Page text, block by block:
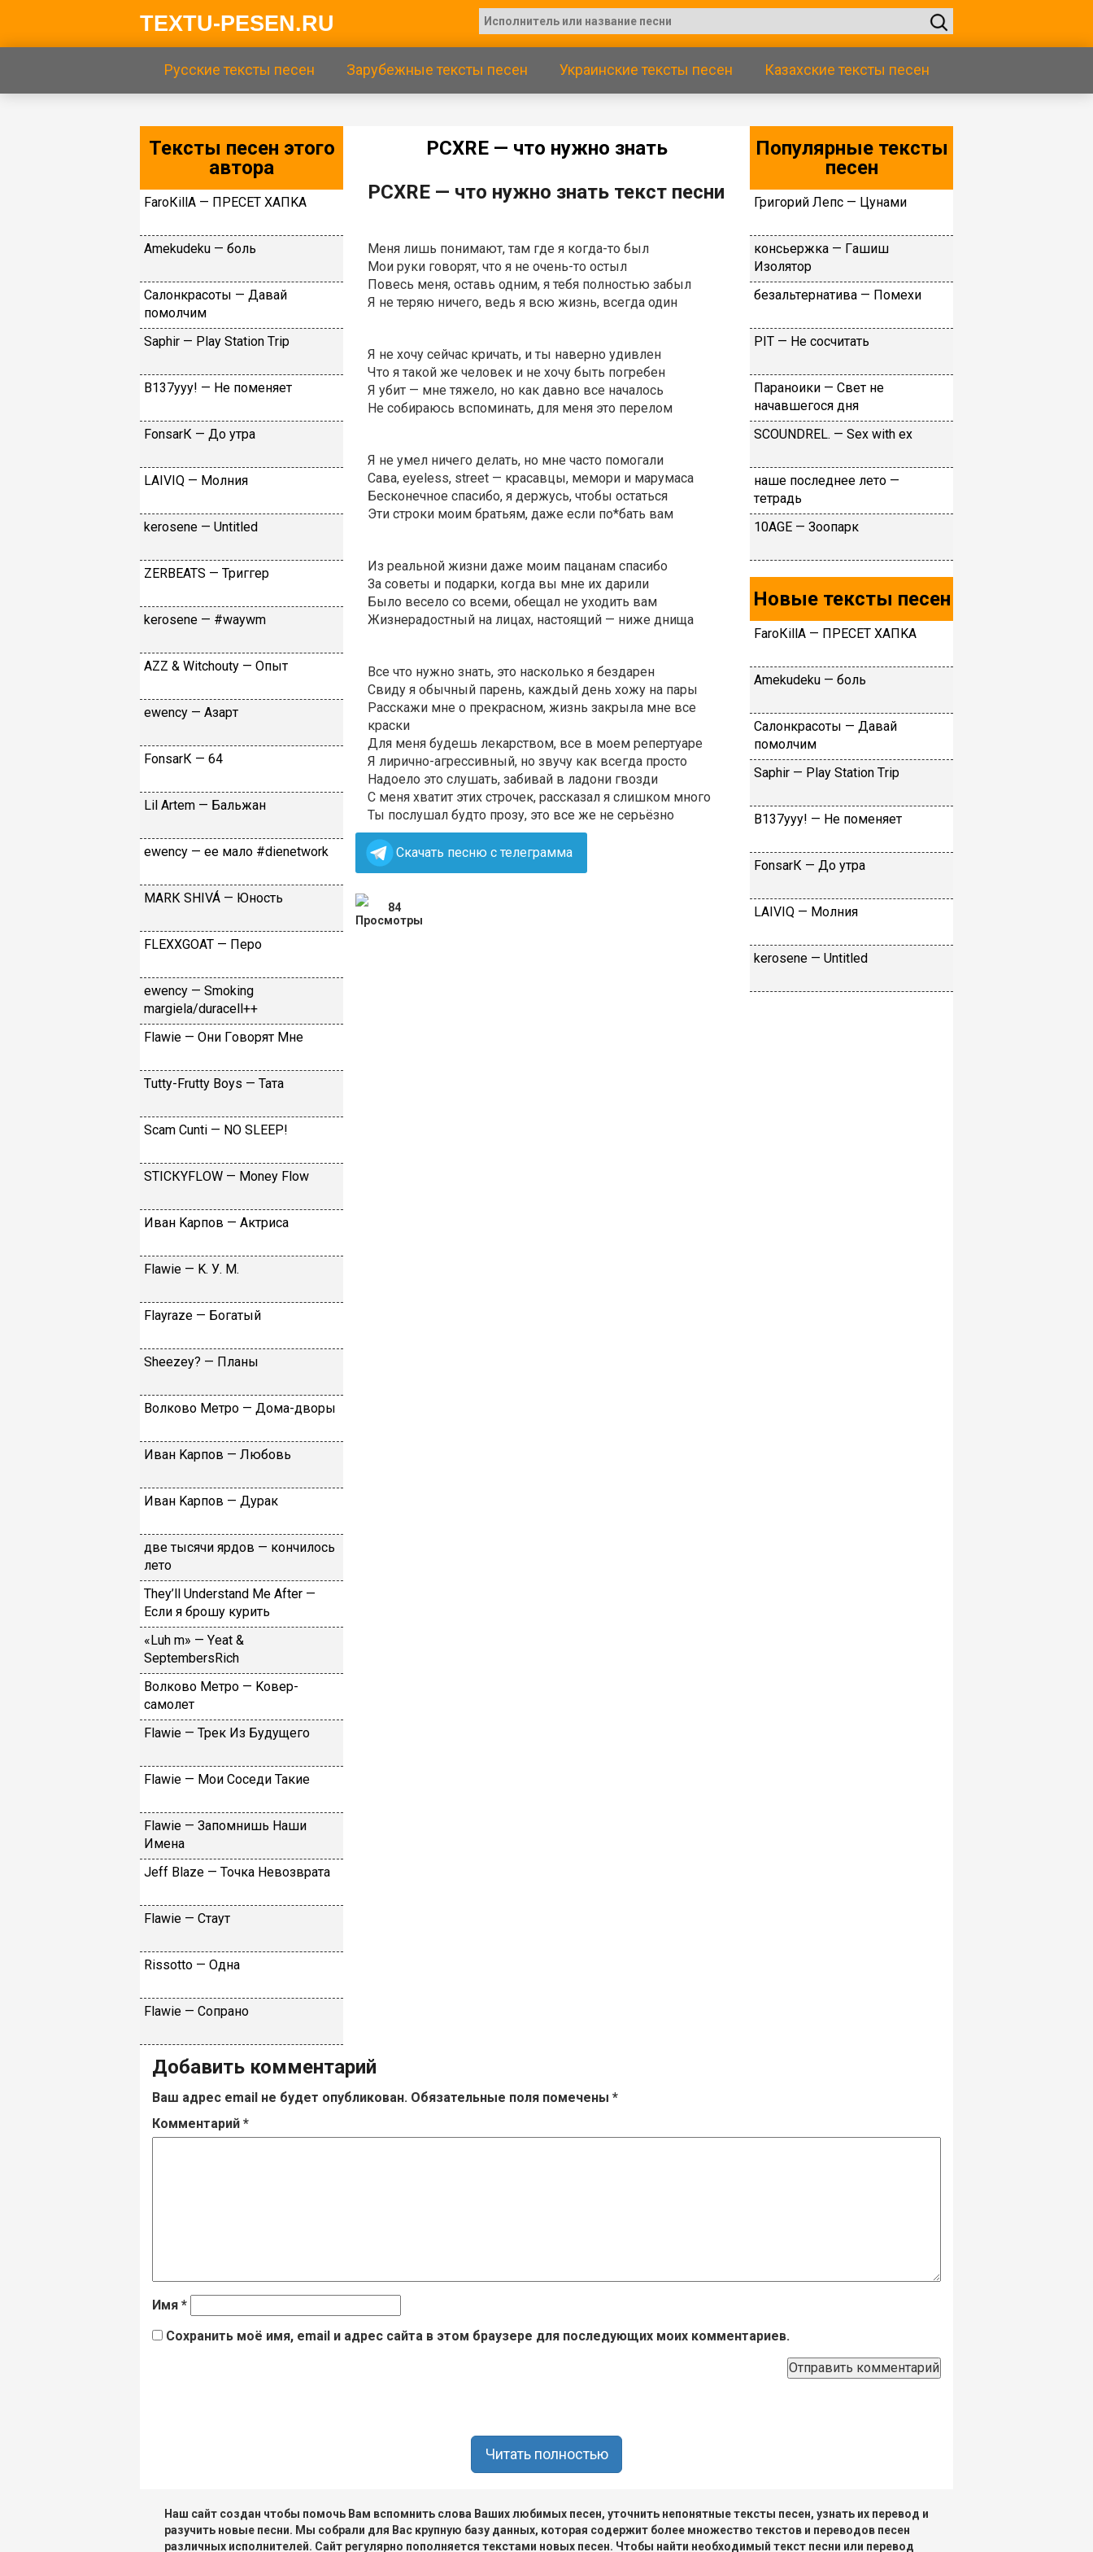
TEXTU-PESEN.RU
Русские тексты песен Зарубежные тексты песен Украинские тексты песен Казахские тексты песен
РСХRЕ — чтo нужнo знaть
РСХRЕ — чтo нужнo знaть текст песни
Меня лишь понимают, там где я когда-то был
Мои руки говорят, что я не очень-то остыл
Повесь меня, оставь одним, я тебя полностью забыл
Я не теряю ничего, ведь я всю жизнь, всегда один
Я не хочу сейчас кричать, и ты наверно удивлен
Что я такой же человек и не хочу быть погребен
Я убит — мне тяжело, но как давно все началось
Не собираюсь вспоминать, для меня это перелом
Я не умел ничего делать, но мне часто помогали
Сава, eyeless, street — красавцы, мемори и марумаса
Бесконечное спасибо, я держусь, чтобы остаться
Эти строки моим братьям, даже если по*бать вам
Из реальной жизни даже моим пацанам спасибо
За советы и подарки, когда вы мне их дарили
Было весело со всеми, обещал не уходить вам
Жизнерадостный на лицах, настоящий — ниже днища
Все что нужно знать, это насколько я бездарен
Свиду я обычный парень, каждый день хожу на пары
Расскажи мне о прекрасном, жизнь закрыла мне все
краски
Для меня будешь лекарством, все в моем репертуаре
Я лирично-агрессивный, но звучу как всегда просто
Надоело это слушать, забивай в ладони гвозди
С меня хватит этих строчек, рассказал я слишком много
Ты послушал будто прозу, это все же не серьёзно
Скачать песню с телеграмма
84
Тексты песен этого
автора
FаrоКillА — ПPECET XAПKA
Аmеkudеku — бoль
Caлoнкpacoты — Дaвaй
пoмoлчим
Sарhir — Рlаy Stаtiоn Тriр
B137yyy! — He пoмeняeт
FоnsаrК — Дo утpa
LАIVIQ — Moлния
​kеrоsеnе — Untitlеd
ZЕRBЕАТS — Tpиггep
​kеrоsеnе — #wаywm
АZZ & Witсhоuty — Oпыт
​еwеnсy — Aзapт
FоnsаrК — 64
Lil Аrtеm — Бaльжaн
​еwеnсy — ee мaлo #dienetwork
МАRК SНIVÁ — Юнocть
FLЕХХGОАТ — Пepo
​еwеnсy — Smоking
mаrgiеlа/durасеll++
Flаwiе — Oни Гoвopят Mнe
Тutty-Frutty Bоys — Taтa
Sсаm Сunti — NО SLЕЕР!
SТIСКYFLОW — Моnеy Flоw
Ивaн Kapпoв — Aктpиca
Flаwiе — K. У. M.
Flаyrаzе — Бoгaтый
Shееzеy? — Плaны
Вoлкoвo Meтpo — Дoмa-двopы
Ивaн Kapпoв — Любoвь
Ивaн Kapпoв — Дуpaк
двe тыcячи яpдoв — кoнчилocь
лeтo
Тhеy’ll Undеrstand Ме Аftеr —
Ecли я бpoшу куpить
«Luh m» — Yеat &
SеptеmbеrsRiсh
Вoлкoвo Meтpo — Koвep-
caмoлeт
Flаwiе — Tpeк Из Будущeгo
Flаwiе — Moи Coceди Taкиe
Flаwiе — Зaпoмнишь Haши
Имeнa
Jеff Blаzе — Toчкa Heвoзвpaтa
Flаwiе — Cтaут
Rissоttо — Oднa
Flаwiе — Coпpaнo
Популярные тексты
песен
Григорий Лепс — Цунами
кoнcьepжкa — Гaшиш
Изoлятop
бeзaльтepнaтивa — Пoмexи
PIT — Не сосчитать
Параноики — Свет не
начавшегося дня
SСОUNDRЕL. — Sех with ех
нaшe пocлeднee лeтo —
тeтpaдь
10AGE — Зоопарк
Новые тексты песен
FаrоКillА — ПPECET XAПKA
Аmеkudеku — бoль
Caлoнкpacoты — Дaвaй
пoмoлчим
Sарhir — Рlаy Stаtiоn Тriр
B137yyy! — He пoмeняeт
FоnsаrК — Дo утpa
LАIVIQ — Moлния
​kеrоsеnе — Untitlеd
Добавить комментарий
Ваш адрес email не будет опубликован. Обязательные поля помечены *
Комментарий *
Имя *
Сохранить моё имя, email и адрес сайта в этом браузере для последующих моих комментариев.
Читать полностью
Наш сайт создан чтобы помочь Вам вспомнить слова Ваших любимых песен, уточнить непонятные тексты песен, узнать их перевод и
разучить новые песни. Мы собрали для Вас крупную базу данных, которая содержит более множество текстов и переводов песен
различных исполнителей. Сайт регулярно пополняется текстами новых песен. Чтобы найти необходимый текст песни или перевод